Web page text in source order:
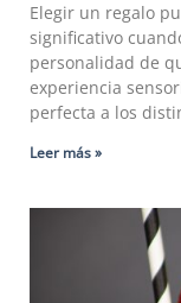
Elegir un regalo
significativo
personalidad de
experiencia
perfecta a los
Leer más »